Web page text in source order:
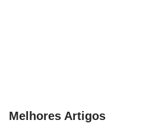
Melhores Artigos